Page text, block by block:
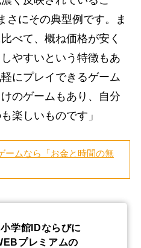
さにその典型例です。ま
べて、概ね価格が安く
やすいという特徴もあ
にプレイできるゲーム
のゲームもあり、自分
楽しいものです」
ームなら「お金と時間の無
学館IDならびに
プレミアムの